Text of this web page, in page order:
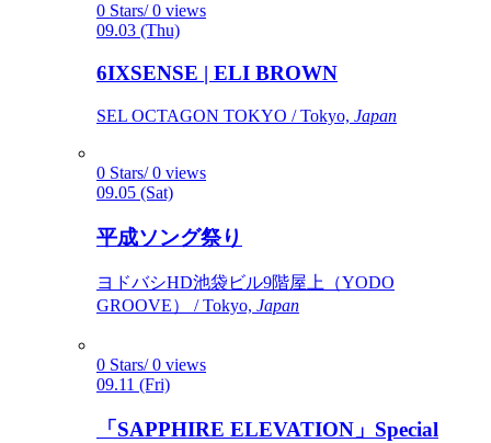
0 Stars/ 0 views
09.03 (Thu)
6IXSENSE | ELI BROWN
SEL OCTAGON TOKYO / Tokyo, Japan
0 Stars/ 0 views
09.05 (Sat)
平成ソング祭り
ヨドバシHD池袋ビル9階屋上（YODO
GROOVE） / Tokyo, Japan
0 Stars/ 0 views
09.11 (Fri)
「SAPPHIRE ELEVATION」Special